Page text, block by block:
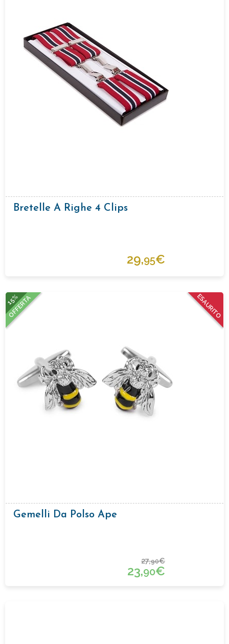
Bretelle A Righe 4 Clips
29,95€
ESAURITO
15%
OFFERTA
Gemelli Da Polso Ape
27,90€
23,90€